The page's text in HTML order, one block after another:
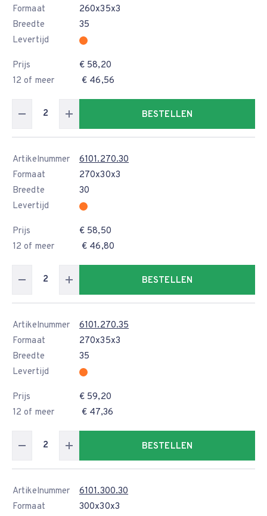
Formaat
260x35x3
Breedte
35
Levertijd
Prijs
€ 58,20
12 of meer
€ 46,56
BESTELLEN
Artikelnummer
6101.270.30
Formaat
270x30x3
Breedte
30
Levertijd
Prijs
€ 58,50
12 of meer
€ 46,80
BESTELLEN
Artikelnummer
6101.270.35
Formaat
270x35x3
Breedte
35
Levertijd
Prijs
€ 59,20
12 of meer
€ 47,36
BESTELLEN
Artikelnummer
6101.300.30
Formaat
300x30x3